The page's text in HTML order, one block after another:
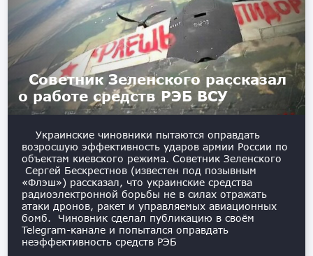
Советник Зеленского рассказал
о работе средств РЭБ ВСУ
Украинские чиновники пытаются оправдать
возросшую эффективность ударов армии России по
объектам киевского режима. Советник Зеленского
Сергей Бескрестнов (известен под позывным
«Флэш») рассказал, что украинские средства
радиоэлектронной борьбы не в силах отражать
атаки дронов, ракет и управляемых авиационных
бомб. Чиновник сделал публикацию в своём
Telegram-канале и попытался оправдать
неэффективность средств РЭБ